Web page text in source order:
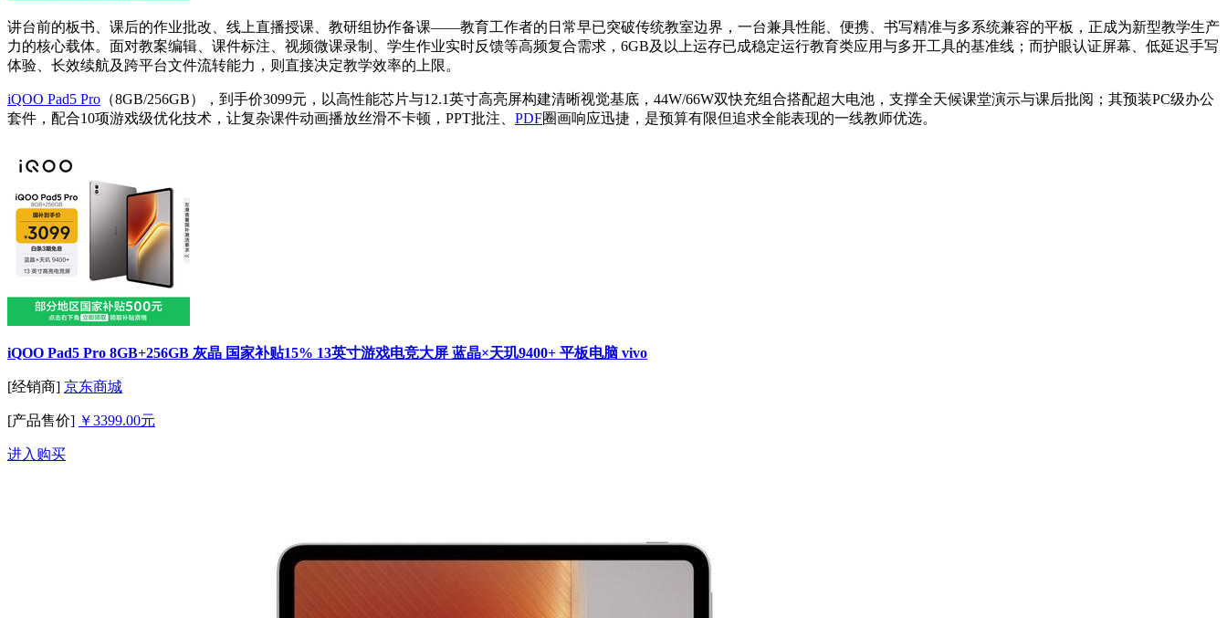
讲台前的板书、课后的作业批改、线上直播授课、教研组协作备课——教育工作者的日常早已突破传统教室边界，一台兼具性能、便携、书写精准与多系统兼容的平板，正成为新型教学生产
力的核心载体。面对教案编辑、课件标注、视频微课录制、学生作业实时反馈等高频复合需求，6GB及以上运存已成稳定运行教育类应用与多开工具的基准线；而护眼认证屏幕、低延迟手写
体验、长效续航及跨平台文件流转能力，则直接决定教学效率的上限。
iQOO Pad5 Pro （8GB/256GB），到手价3099元，以高性能芯片与12.1英寸高亮屏构建清晰视觉基底，44W/66W双快充组合搭配超大电池，支撑全天候课堂演示与课后批阅；其预装PC级办公
套件，配合10项游戏级优化技术，让复杂课件动画播放丝滑不卡顿，PPT批注、 PDF圈画响应迅捷，是预算有限但追求全能表现的一线教师优选。
iQOO Pad5 Pro 8GB+256GB 灰晶 国家补贴15% 13英寸游戏电竞大屏 蓝晶×天玑9400+ 平板电脑 vivo
[经销商] 京东商城
[产品售价] ￥3399.00元
进入购买